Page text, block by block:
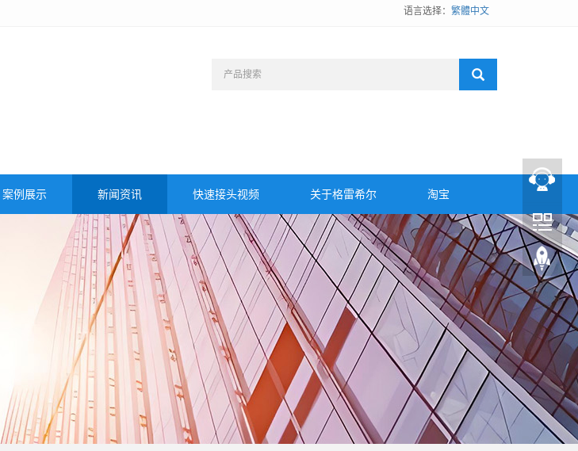
语言选择： 繁體中文
案例展示 新闻资讯 快速接头视频 关于格雷希尔 淘宝